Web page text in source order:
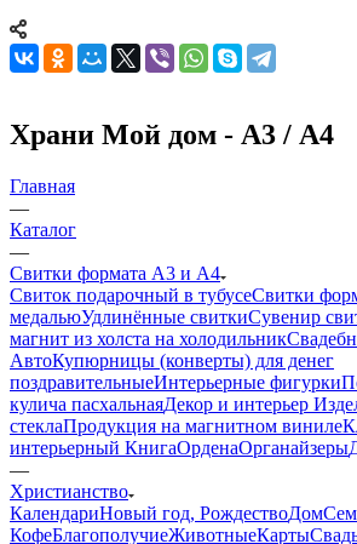
Храни Мой дом - А3 / А4
Главная
—
Каталог
—
Свитки формата А3 и А4
Свиток подарочный в тубусеСвитки
медальюУдлинённые свиткиСувенир
магнит из холста на холодильник
АвтоКупюрницы (конверты) для денег
поздравительныеИнтерьерные фигурки
кулича пасхальнаяДекор и интерьер
стеклаПродукция на магнитном виниле
интерьерный КнигаОрденаОрганайзеры
—
Христианство
КалендариНовый год, РождествоДом
КофеБлагополучиеЖивотныеКарты